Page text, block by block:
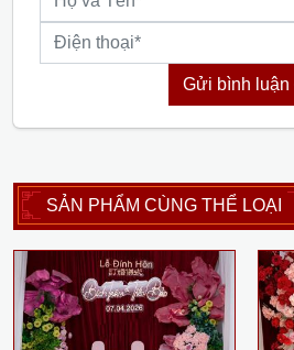
Gửi bình luận
SẢN PHẨM CÙNG THỂ LOẠI